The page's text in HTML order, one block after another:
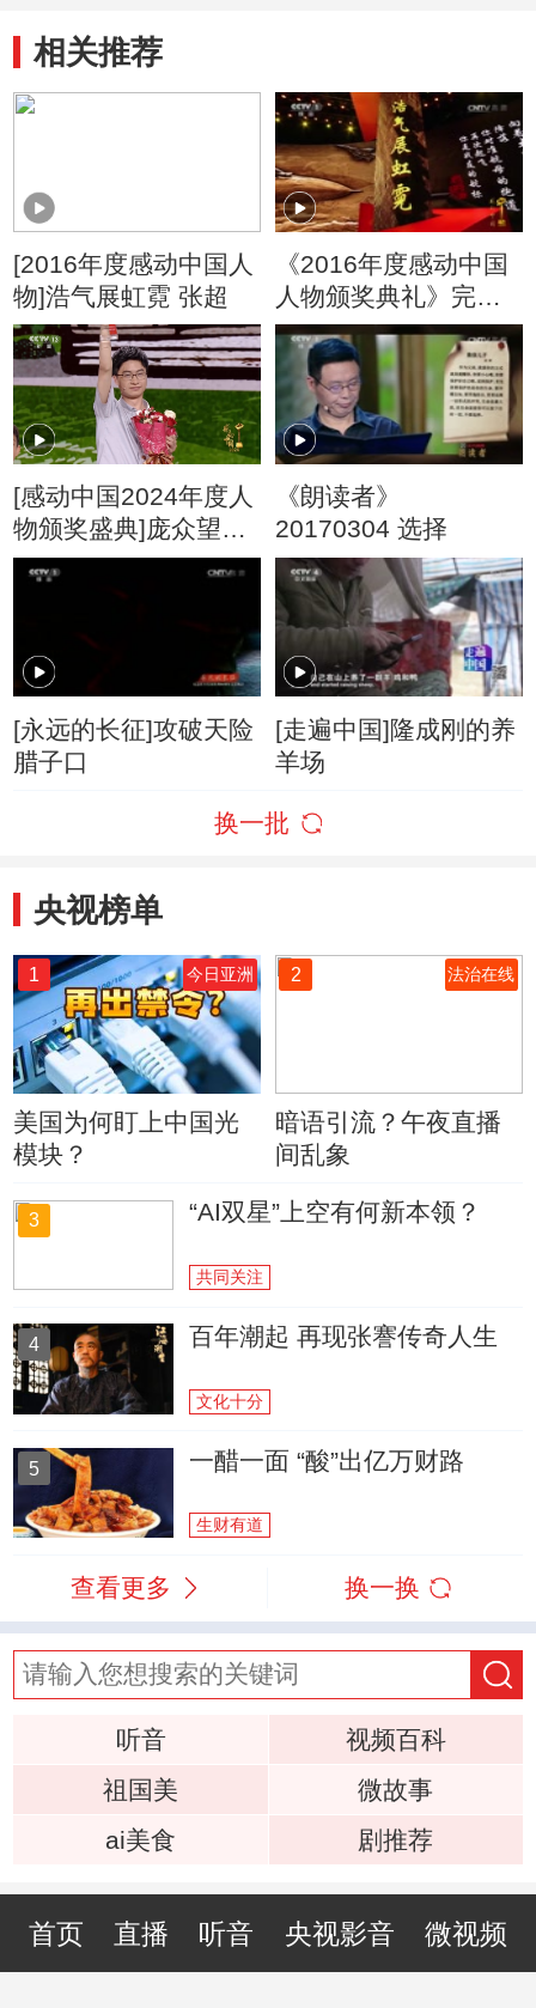
相关推荐
[2016年度感动中国人
物]浩气展虹霓 张超
《2016年度感动中国
人物颁奖典礼》完整
版1
[感动中国2024年度人
物颁奖盛典]庞众望：
励志启华章
《朗读者》
20170304 选择
[永远的长征]攻破天险
腊子口
[走遍中国]隆成刚的养
羊场
换一批
央视榜单
1 今日亚洲
美国为何盯上中国光
模块？
2 法治在线
暗语引流？午夜直播
间乱象
3 “AI双星”上空有何新本领？
共同关注
4 百年潮起 再现张謇传奇人生
文化十分
5 一醋一面 “酸”出亿万财路
生财有道
查看更多 换一换
听音
视频百科
祖国美
微故事
ai美食
剧推荐
首页 直播 听音 央视影音 微视频